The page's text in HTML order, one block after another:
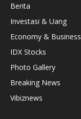
Berita
Investasi & Uang
Economy & Business
IDX Stocks
Photo Gallery
Breaking News
Vibiznews